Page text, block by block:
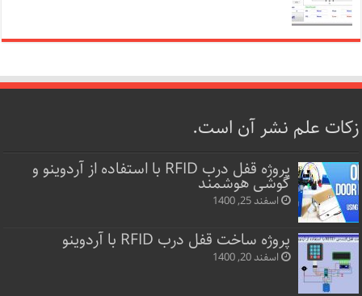
زکات علم نشر آن است.
پروژه قفل‌ درب RFID با استفاده از آردوینو و
گوشی هوشمند
اسفند 25, 1400
پروژه ساخت قفل‌ درب RFID با آردوینو
اسفند 20, 1400